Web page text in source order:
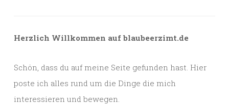
Herzlich Willkommen auf blaubeerzimt.de
Schön, dass du auf meine Seite gefunden hast. Hier
poste ich alles rund um die Dinge die mich
interessieren und bewegen.